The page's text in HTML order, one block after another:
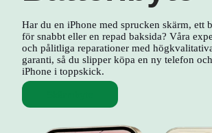
Har du en iPhone med sprucken skärm, ett
för snabbt eller en repad baksida? Våra
och pålitliga reparationer med
garanti, så du slipper köpa en ny telefon
iPhone i toppskick.